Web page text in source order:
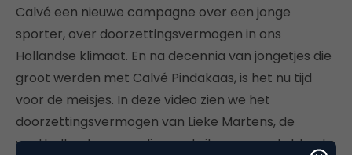
Calvé een nieuwe campagne over een jonge
sporter, over doorzettingsvermogen in ons
Hollandse klimaat. En na decennia van jongetjes die
groot werden met Calvé Pindakaas, is het nu tijd
voor de meisjes. In deze video zien we het
doorzettingsvermogen van Lieke Martens, de
voetballende vrouw die werd uitgeroepen tot beste